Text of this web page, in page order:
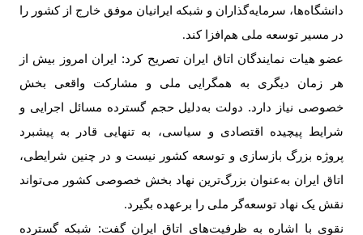
دانشگاه‌ها، سرمایه‌گذاران و شبکه ایرانیان موفق خارج از کشور را
در مسیر توسعه ملی هم‌افزا کند.
عضو هیات نمایندگان اتاق ایران تصریح کرد: ایران امروز بیش از
هر زمان دیگری به همگرایی ملی و مشارکت واقعی بخش
خصوصی نیاز دارد. دولت به‌دلیل حجم گسترده مسائل اجرایی و
شرایط پیچیده اقتصادی و سیاسی، به تنهایی قادر به پیشبرد
پروژه بزرگ بازسازی و توسعه کشور نیست و در چنین شرایطی،
اتاق ایران به‌عنوان بزرگ‌ترین نهاد بخش خصوصی کشور می‌تواند
نقش یک نهاد توسعه‌گر ملی را برعهده بگیرد.
نقوی با اشاره به ظرفیت‌های اتاق ایران گفت: شبکه گسترده